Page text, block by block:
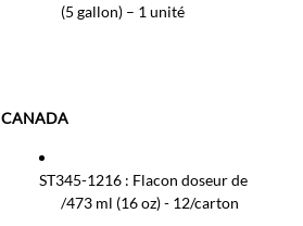
(5 gallon) – 1 unité
CANADA
ST345-1216 : Flacon doseur de
/473 ml (16 oz) - 12/carton